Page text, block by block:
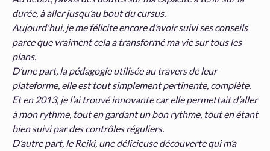
durée, à aller jusqu’au bout du cursus.
Aujourd'hui, je me félicite encore d’avoir suivi ses conseils
parce que vraiment cela a transformé ma vie sur tous les
plans.
D’une part, la pédagogie utilisée au travers de leur
plateforme, elle est tout simplement pertinente, complète.
Et en 2013, je l’ai trouvé innovante car elle permettait d’aller
à mon rythme, tout en gardant un bon rythme, tout en étant
bien suivi par des contrôles réguliers.
D’autre part, le Reiki, une délicieuse découverte qui m’a